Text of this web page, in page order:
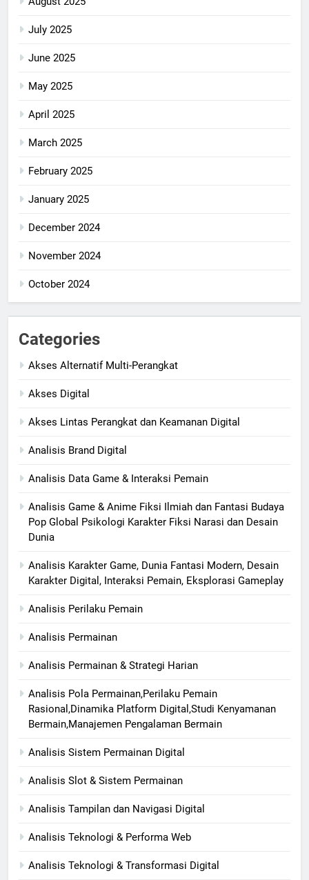
July 2025
June 2025
May 2025
April 2025
March 2025
February 2025
January 2025
December 2024
November 2024
October 2024
Categories
Akses Alternatif Multi-Perangkat
Akses Digital
Akses Lintas Perangkat dan Keamanan Digital
Analisis Brand Digital
Analisis Data Game & Interaksi Pemain
Analisis Game & Anime Fiksi Ilmiah dan Fantasi Budaya
Pop Global Psikologi Karakter Fiksi Narasi dan Desain
Dunia
Analisis Karakter Game, Dunia Fantasi Modern, Desain
Karakter Digital, Interaksi Pemain, Eksplorasi Gameplay
Analisis Perilaku Pemain
Analisis Permainan
Analisis Permainan & Strategi Harian
Analisis Pola Permainan,Perilaku Pemain
Rasional,Dinamika Platform Digital,Studi Kenyamanan
Bermain,Manajemen Pengalaman Bermain
Analisis Sistem Permainan Digital
Analisis Slot & Sistem Permainan
Analisis Tampilan dan Navigasi Digital
Analisis Teknologi & Performa Web
Analisis Teknologi & Transformasi Digital